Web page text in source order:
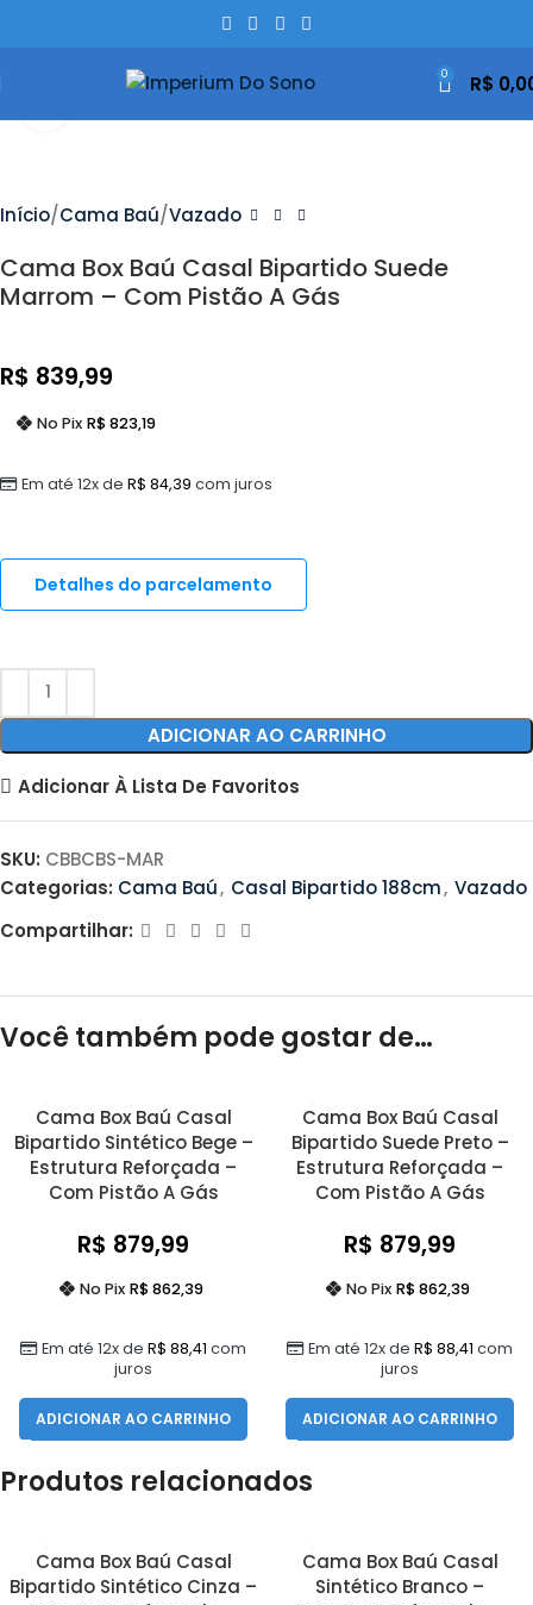
0 R$
Início Cama Baú Vazado
Cama Box Baú Casal Bipartido Suede
Marrom – Com Pistão A Gás
R$ 839,99
Em até 12x de R$ 84,39 com juros
No Pix R$823,19
Detalhes do parcelamento
ADICIONAR AO CARRINHO
Adicionar À Lista De Favoritos
SKU: CBBCBS-MAR
Categorias: Cama Baú, Casal Bipartido 188cm, Vazado
Compartilhar:
Você também pode gostar de…
Cama Box Baú Casal
Bipartido Sintético Bege –
Estrutura Reforçada –
Com Pistão A Gás
R$ 879,99
Em até 12x de R$ 88,41 com
juros
No Pix R$862,39
ADICIONAR AO CARRINHO
Cama Box Baú Casal
Bipartido Suede Preto –
Estrutura Reforçada –
Com Pistão A Gás
R$ 879,99
Em até 12x de R$ 88,41 com
juros
No Pix R$862,39
ADICIONAR AO CARRINHO
Produtos relacionados
Cama Box Baú Casal
Bipartido Sintético Cinza –
Cama Box Baú Casal
Sintético Branco –